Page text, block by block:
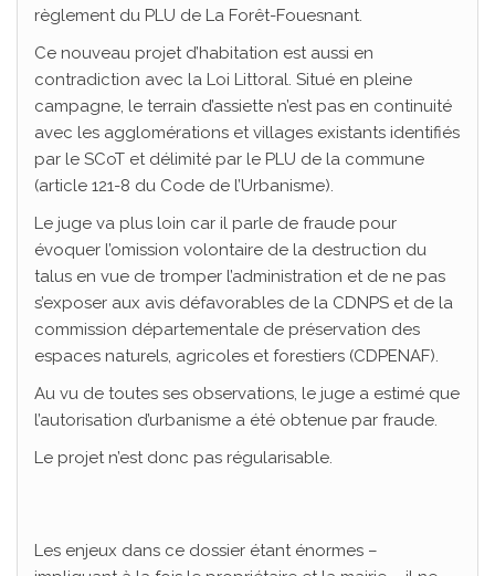
règlement du PLU de La Forêt-Fouesnant.
Ce nouveau projet d’habitation est aussi en
contradiction avec la Loi Littoral. Situé en pleine
campagne, le terrain d’assiette n’est pas en continuité
avec les agglomérations et villages existants identifiés
par le SCoT et délimité par le PLU de la commune
(article 121-8 du Code de l’Urbanisme).
Le juge va plus loin car il parle de fraude pour
évoquer l’omission volontaire de la destruction du
talus en vue de tromper l’administration et de ne pas
s’exposer aux avis défavorables de la CDNPS et de la
commission départementale de préservation des
espaces naturels, agricoles et forestiers (CDPENAF).
Au vu de toutes ses observations, le juge a estimé que
l’autorisation d’urbanisme a été obtenue par fraude.
Le projet n’est donc pas régularisable.
Les enjeux dans ce dossier étant énormes –